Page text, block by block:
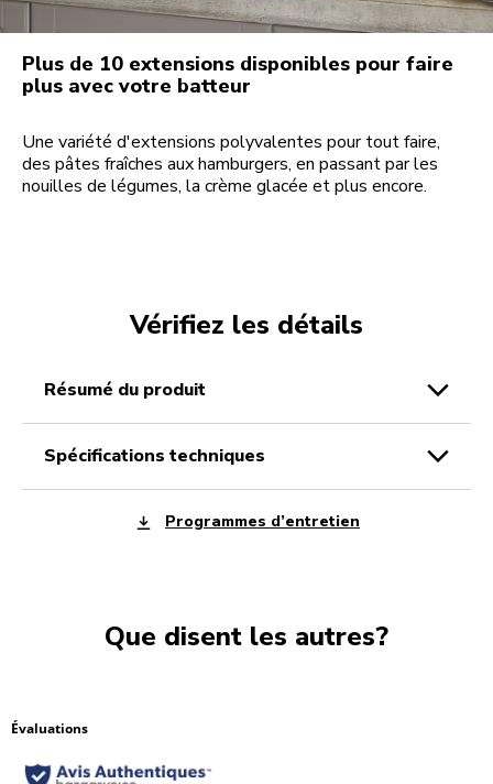
Plus de 10 extensions disponibles pour faire
plus avec votre batteur
Une variété d'extensions polyvalentes pour tout faire,
des pâtes fraîches aux hamburgers, en passant par les
nouilles de légumes, la crème glacée et plus encore.
Vérifiez les détails
résumé du produit
spécifications techniques
Programmes d’entretien
Que disent les autres?
Évaluations